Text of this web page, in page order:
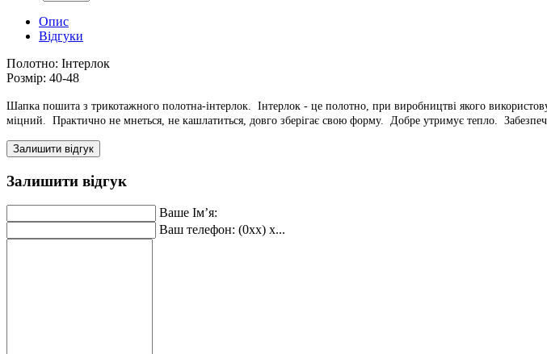
Опис
Відгуки
Полотно: Інтерлок
Розмір: 40-48
Шапка пошита з трикотажного полотна-інтерлок. Інтерлок - це полотно, при виробництві якого
міцний. Практично не мнеться, не кашлатиться, довго зберігає свою форму. Добре утримує тепло.
Залишити відгук
Залишити відгук
Ваше Ім’я:
Ваш телефон: (0xx) x...